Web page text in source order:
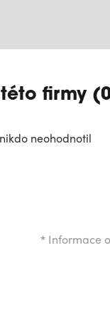
firmy
neohodnotil
* Informace